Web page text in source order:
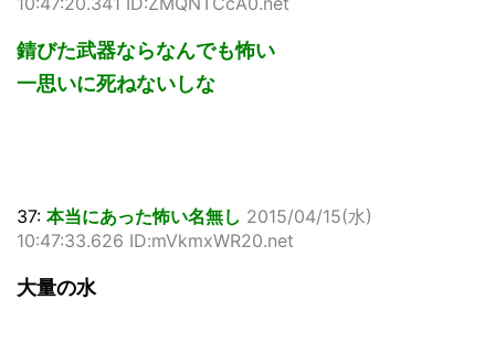
錆びた武器ならなんでも怖い
一思いに死ねないしな
37: 本当にあった怖い名無し 2015/04/15(水)
10:47:33.626 ID:mVkmxWR20.net
大量の水